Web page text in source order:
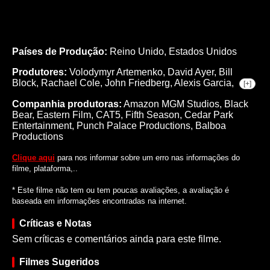
Países de Produção: Reino Unido, Estados Unidos
Produtores: Volodymyr Artemenko, David Ayer, Bill
Block, Rachael Cole, John Friedberg, Alexis Garcia, [+]
Companhia produtoras: Amazon MGM Studios, Black
Bear, Eastern Film, CAT5, Fifth Season, Cedar Park
Entertainment, Punch Palace Productions, Balboa
Productions
Clique aqui para nos informar sobre um erro nas informações do
filme, plataforma,..
* Este filme não tem ou tem poucas avaliações, a avaliação é
baseada em informações encontradas na internet.
Críticas e Notas
Sem críticas e comentários ainda para este filme.
Filmes Sugeridos